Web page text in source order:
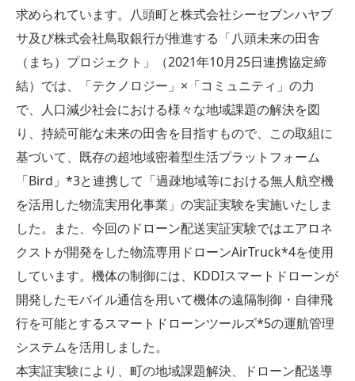
求められています。八頭町と株式会社シーセブンハヤブ
サ及び株式会社鳥取銀行が推進する「八頭未来の田舎
（まち）プロジェクト」（2021年10月25日連携協定締
結）では、「テクノロジー」×「コミュニティ」の力
で、人口減少社会における様々な地域課題の解決を図
り、持続可能な未来の田舎を目指すもので、この取組に
基づいて、既存の超地域密着型生活プラットフォーム
「Bird」*3と連携して「過疎地域等における無人航空機
を活用した物流実用化事業」の実証実験を実施いたしま
した。また、今回のドローン配送実証実験ではエアロネ
クストが開発をした物流専用ドローンAirTruck*4を使用
しています。機体の制御には、KDDIスマートドローンが
開発したモバイル通信を用いて機体の遠隔制御・自律飛
行を可能とするスマートドローンツールズ*5の運航管理
システムを活用しました。
本実証実験により、町の地域課題解決、ドローン配送導